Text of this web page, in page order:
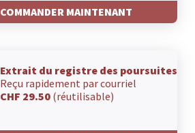
COMMANDER MAINTENANT
Extrait du registre des poursuites
Reçu rapidement par courriel
CHF 29.50 (réutilisable)